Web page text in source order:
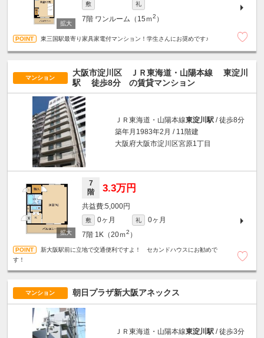
敷 礼
7階 ワンルーム（15ｍ2 ）
東三国駅最寄り家具家電付マンション！学生さんにお奨めです♪
マンション
大阪市淀川区 ＪＲ東海道・山陽本線
東淀川
駅
徒歩8分 の賃貸マンション
ＪＲ東海道・山陽本線東淀川駅 / 徒歩8分
築年月1983年2月 / 11階建
大阪府大阪市淀川区宮原1丁目
7
階
3.3万円
5,000円
敷 0ヶ月 礼
0ヶ月
7階 1K（20ｍ2 ）
新大阪駅前に立地で交通便利ですよ！ セカンドハウスにお勧めで
す！
マンション 朝日プラザ新大阪アネックス
ＪＲ東海道・山陽本線東淀川駅 / 徒歩3分